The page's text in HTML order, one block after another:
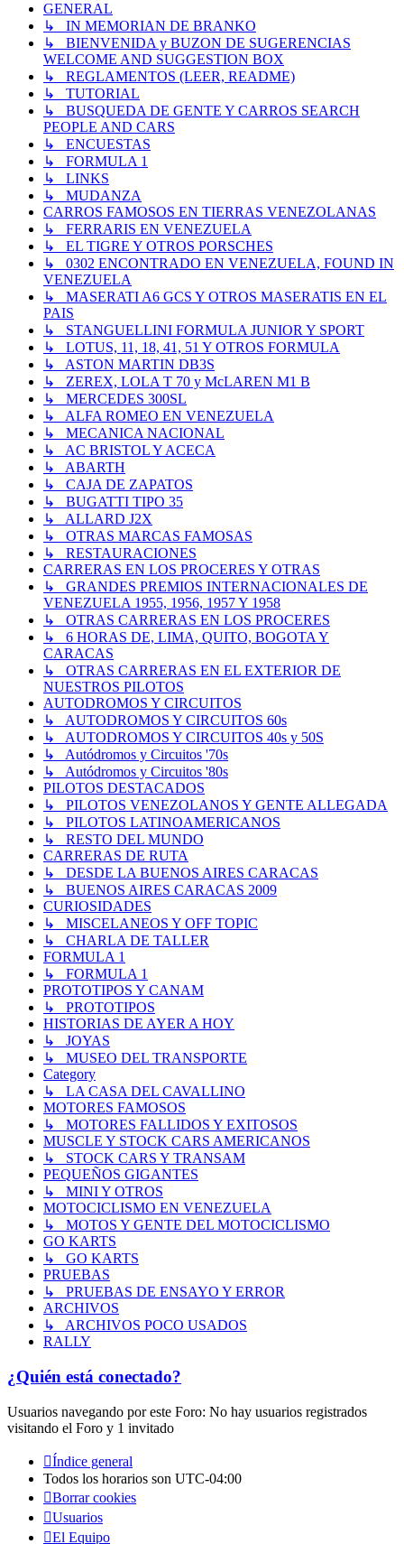
GENERAL
↳ IN MEMORIAN DE BRANKO
↳ BIENVENIDA y BUZON DE SUGERENCIAS
WELCOME AND SUGGESTION BOX
↳ REGLAMENTOS (LEER, README)
↳ TUTORIAL
↳ BUSQUEDA DE GENTE Y CARROS SEARCH
PEOPLE AND CARS
↳ ENCUESTAS
↳ FORMULA 1
↳ LINKS
↳ MUDANZA
CARROS FAMOSOS EN TIERRAS VENEZOLANAS
↳ FERRARIS EN VENEZUELA
↳ EL TIGRE Y OTROS PORSCHES
↳ 0302 ENCONTRADO EN VENEZUELA, FOUND IN
VENEZUELA
↳ MASERATI A6 GCS Y OTROS MASERATIS EN EL
PAIS
↳ STANGUELLINI FORMULA JUNIOR Y SPORT
↳ LOTUS, 11, 18, 41, 51 Y OTROS FORMULA
↳ ASTON MARTIN DB3S
↳ ZEREX, LOLA T 70 y McLAREN M1 B
↳ MERCEDES 300SL
↳ ALFA ROMEO EN VENEZUELA
↳ MECANICA NACIONAL
↳ AC BRISTOL Y ACECA
↳ ABARTH
↳ CAJA DE ZAPATOS
↳ BUGATTI TIPO 35
↳ ALLARD J2X
↳ OTRAS MARCAS FAMOSAS
↳ RESTAURACIONES
CARRERAS EN LOS PROCERES Y OTRAS
↳ GRANDES PREMIOS INTERNACIONALES DE
VENEZUELA 1955, 1956, 1957 Y 1958
↳ OTRAS CARRERAS EN LOS PROCERES
↳ 6 HORAS DE, LIMA, QUITO, BOGOTA Y
CARACAS
↳ OTRAS CARRERAS EN EL EXTERIOR DE
NUESTROS PILOTOS
AUTODROMOS Y CIRCUITOS
↳ AUTODROMOS Y CIRCUITOS 60s
↳ AUTODROMOS Y CIRCUITOS 40s y 50S
↳ Autódromos y Circuitos '70s
↳ Autódromos y Circuitos '80s
PILOTOS DESTACADOS
↳ PILOTOS VENEZOLANOS Y GENTE ALLEGADA
↳ PILOTOS LATINOAMERICANOS
↳ RESTO DEL MUNDO
CARRERAS DE RUTA
↳ DESDE LA BUENOS AIRES CARACAS
↳ BUENOS AIRES CARACAS 2009
CURIOSIDADES
↳ MISCELANEOS Y OFF TOPIC
↳ CHARLA DE TALLER
FORMULA 1
↳ FORMULA 1
PROTOTIPOS Y CANAM
↳ PROTOTIPOS
HISTORIAS DE AYER A HOY
↳ JOYAS
↳ MUSEO DEL TRANSPORTE
Category
↳ LA CASA DEL CAVALLINO
MOTORES FAMOSOS
↳ MOTORES FALLIDOS Y EXITOSOS
MUSCLE Y STOCK CARS AMERICANOS
↳ STOCK CARS Y TRANSAM
PEQUEÑOS GIGANTES
↳ MINI Y OTROS
MOTOCICLISMO EN VENEZUELA
↳ MOTOS Y GENTE DEL MOTOCICLISMO
GO KARTS
↳ GO KARTS
PRUEBAS
↳ PRUEBAS DE ENSAYO Y ERROR
ARCHIVOS
↳ ARCHIVOS POCO USADOS
RALLY
¿Quién está conectado?
Usuarios navegando por este Foro: No hay usuarios registrados
visitando el Foro y 1 invitado
Índice general
Todos los horarios son UTC-04:00
Borrar cookies
Usuarios
El Equipo